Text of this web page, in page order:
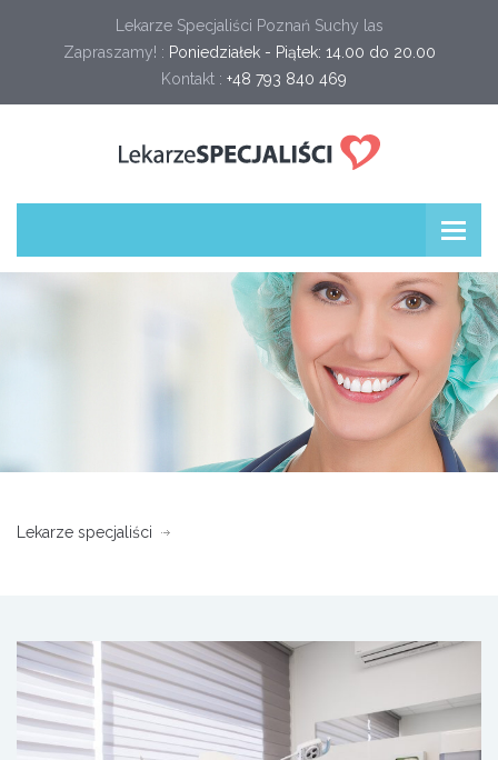
Lekarze Specjaliści Poznań Suchy las
Zapraszamy! : Poniedziałek - Piątek: 14.00 do 20.00
Kontakt : +48 793 840 469
Lekarze specjaliści